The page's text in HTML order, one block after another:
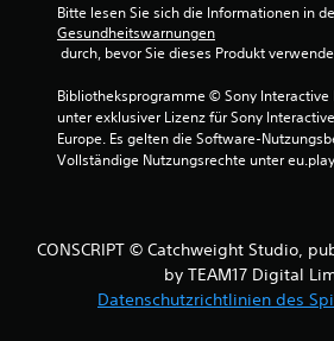
Bitte lesen Sie sich die Informationen in
Gesundheitswarnungen
durch, bevor Sie dieses Produkt
Bibliotheksprogramme © Sony Interactive
unter exklusiver Lizenz für Sony
Europe. Es gelten die Software-
Vollständige Nutzungsrechte unter
CONSCRIPT © Catchweight Studio,
by TEAM17 Digital
Datenschutzrichtlinien des